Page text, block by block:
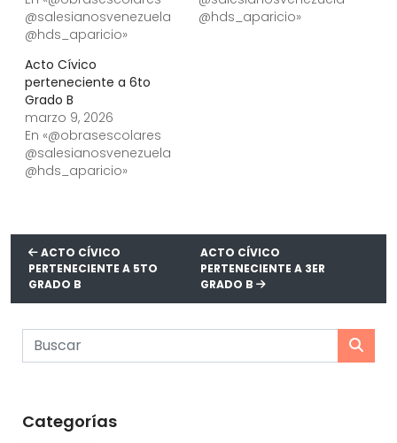
@salesianosvenezuela
@hds_aparicio»
@hds_aparicio»
Acto Cívico
perteneciente a 6to
Grado B
marzo 9, 2026
En «@obrasescolares
@salesianosvenezuela
@hds_aparicio»
ACTO CÍVICO
PERTENECIENTE A 5TO
GRADO B
ACTO CÍVICO
PERTENECIENTE A 3ER
GRADO B
Categorías